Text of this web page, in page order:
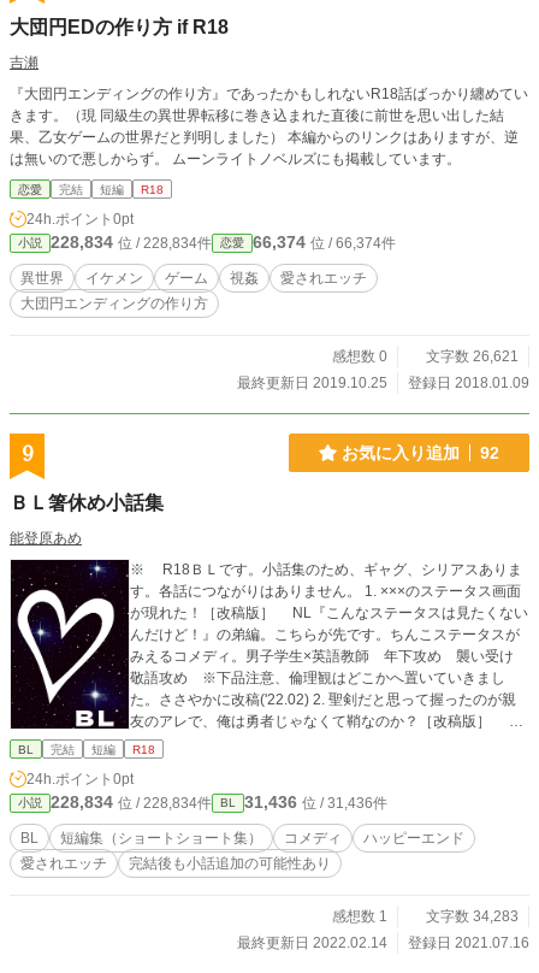
大団円EDの作り方 if R18
吉瀬
『大団円エンディングの作り方』であったかもしれないR18話ばっかり纏めてい
きます。（現 同級生の異世界転移に巻き込まれた直後に前世を思い出した結
果、乙女ゲームの世界だと判明しました） 本編からのリンクはありますが、逆
は無いので悪しからず。 ムーンライトノベルズにも掲載しています。
恋愛 完結 短編 R18
24h.ポイント 0pt
小説 228,834 位 / 228,834件 恋愛 66,374 位 / 66,374件
異世界 イケメン ゲーム 視姦
愛されエッチ
大団円エンディングの作り方
感想数 0
文字数 26,621
最終更新日 2019.10.25
登録日 2018.01.09
9 お気に入り追加 92
ＢＬ箸休め小話集
能登原あめ
※ R18ＢＬです。小話集のため、ギャグ、シリアスありま
す。各話につながりはありません。 1. ×××のステータス画面
が現れた！［改稿版］ NL『こんなステータスは見たくない
んだけど！』の弟編。こちらが先です。ちんこステータスが
みえるコメディ。男子学生×英語教師 年下攻め 襲い受け
敬語攻め ※下品注意、倫理観はどこかへ置いていきまし
た。ささやかに改稿('22.02) 2. 聖剣だと思って握ったのが親
友のアレで、俺は勇者じゃなくて鞘なのか？［改稿版］ ル
ームシェアする幼馴染大学生同士のあほエロ。 あほの子受
が実った日［改稿版］ 憧れの先輩への想いを断ち切ろうと
したら両想いだった高校生同士のしっとり、ピュアな話。後
半はＲ15 敬語男子 甘々 あえてどちらが攻めか言いません
(想像にお任せします) 4. お星様になったママが僕の理想なの
に、幼馴染♂が迫ってくる！［改稿版］ マザコン主人公(1
受け ガチムチ攻め 愛されエッチ 睡姦？ 最初だけ女性
が出てきます。 ＊ アカウント統合のため、別名義で
BL 完結 短編 R18
24h.ポイント 0pt
小説 228,834 位 / 228,834件 BL 31,436 位 / 31,436件
BL 短編集（ショートショート集） コメディ
ハッピーエンド
愛されエッチ
完結後も小話追加の可能性あり
感想数 1
文字数 34,283
最終更新日 2022.02.14
登録日 2021.07.16